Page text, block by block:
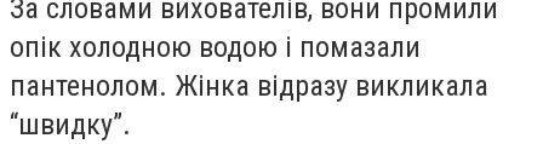
За словами вихователів, вони промили
опік холодною водою і помазали
пантенолом. Жінка відразу викликала
“швидку”.